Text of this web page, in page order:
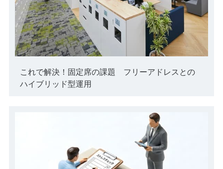
これで解決！固定席の課題 フリーアドレスとの
ハイブリッド型運用